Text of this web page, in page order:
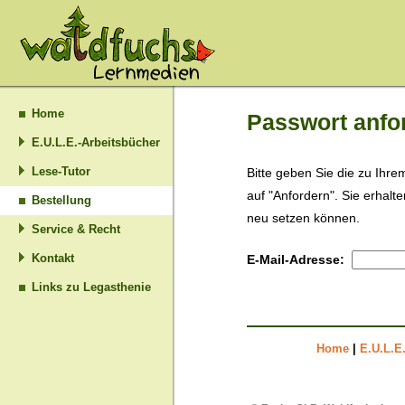
Home
E.U.L.E.-Arbeitsbücher
Lese-Tutor
Bestellung
Service & Recht
Kontakt
Links zu Legasthenie
Passwort
Bitte geben Sie die zu
auf "Anfordern". Sie
neu setzen können.
E-Mail-Adresse:
Home